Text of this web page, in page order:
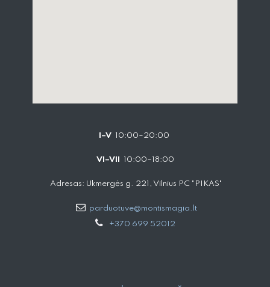
I–V 10:00–20:00
VI–VII 10:00–18:00
Adresas: Ukmergės g. 221, Vilnius PC "PIKAS"
parduotuve@montismagia.lt
+370 699 52012